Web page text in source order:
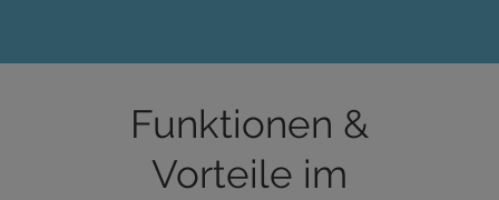
Funktionen &
Vorteile im